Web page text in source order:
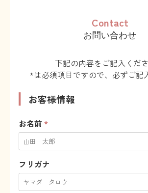
Contact
お問い合わせ
下記の内容をご記入くださ
*は必須項目ですので、必ずご記
お客様情報
お名前 *
フリガナ